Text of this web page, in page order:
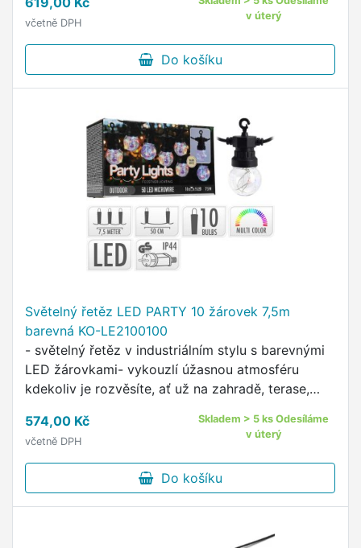
zahradní …
včetně DPH
v úterý
Do košíku
Světelný řetěz LED PARTY 10 žárovek 7,5m
barevná KO-LE2100100
- světelný řetěz v industriálním stylu s barevnými
LED žárovkami- vykouzlí úžasnou atmosféru
kdekoliv je rozvěsíte, ať už na zahradě, terase,
pro Vaši …
574,00 Kč
včetně DPH
Skladem > 5 ks Odesíláme
v úterý
Do košíku